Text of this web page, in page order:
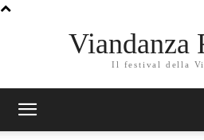
Viandanza
Il festival della